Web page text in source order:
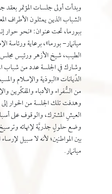
وبدأت أولى جلسات المؤتمر
الشباب الذين يمثلون الأطراف
ببورما، تحت عنوان: «نحو
ميانمار- بورما»، برعاية ورئاسة
الطيب، شيخ الأزهر ورئيس مجلس
وشارك في الجلسة عدد من شباب
الدِّيانات «البوذية والإسلام
من السُّفراء والأدباء والمفكِّرين
وهدفت تلك الجلسة من الحوار
العيشِ المشترك، والوقوف على
وضع حلولٍ جذريَّة لإنهائه
بين المواطنين؛ لأنه لا سبيل لإرساء
ميانمار.